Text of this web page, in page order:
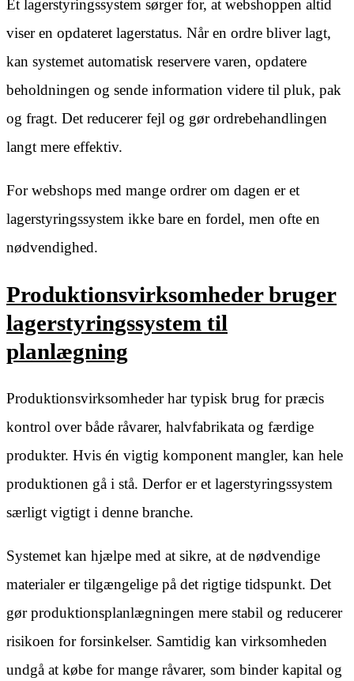
Et lagerstyringssystem sørger for, at webshoppen altid
viser en opdateret lagerstatus. Når en ordre bliver lagt,
kan systemet automatisk reservere varen, opdatere
beholdningen og sende information videre til pluk, pak
og fragt. Det reducerer fejl og gør ordrebehandlingen
langt mere effektiv.
For webshops med mange ordrer om dagen er et
lagerstyringssystem ikke bare en fordel, men ofte en
nødvendighed.
Produktionsvirksomheder bruger
lagerstyringssystem til
planlægning
Produktionsvirksomheder har typisk brug for præcis
kontrol over både råvarer, halvfabrikata og færdige
produkter. Hvis én vigtig komponent mangler, kan hele
produktionen gå i stå. Derfor er et lagerstyringssystem
særligt vigtigt i denne branche.
Systemet kan hjælpe med at sikre, at de nødvendige
materialer er tilgængelige på det rigtige tidspunkt. Det
gør produktionsplanlægningen mere stabil og reducerer
risikoen for forsinkelser. Samtidig kan virksomheden
undgå at købe for mange råvarer, som binder kapital og